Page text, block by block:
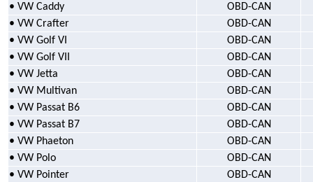
• VW Caddy
OBD-CAN
• VW Crafter
OBD-CAN
• VW Golf VI
OBD-CAN
• VW Golf VII
OBD-CAN
• VW Jetta
OBD-CAN
• VW Multivan
OBD-CAN
• VW Passat B6
OBD-CAN
• VW Passat B7
OBD-CAN
• VW Phaeton
OBD-CAN
• VW Polo
OBD-CAN
• VW Pointer
OBD-CAN